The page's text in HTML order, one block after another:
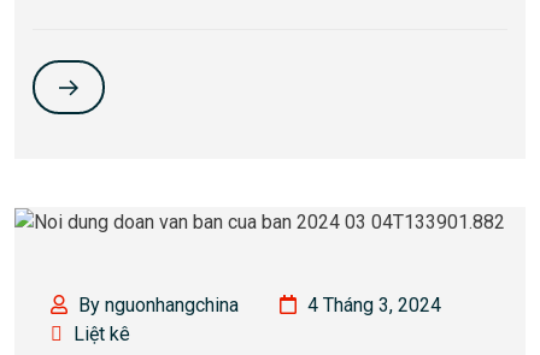
By nguonhangchina
4 Tháng 3, 2024
Liệt kê